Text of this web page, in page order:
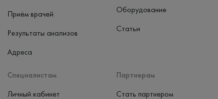
Приём врачей
Результаты анализов
Адреса
Специалистам
Личный кабинет
Партнерам
Стать партнером
Оборудование
Статьи